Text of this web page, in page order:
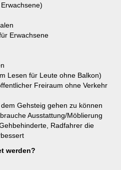
Erwachsene
Lesen für Leute ohne Balkon)
Freiraum ohne Verkehr
Gehsteig gehen zu können
Ausstattung/Möblierung
Radfahrer die
werden?